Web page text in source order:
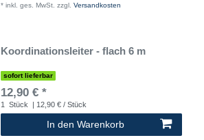
* inkl. ges. MwSt. zzgl. Versandkosten
Koordinationsleiter - flach 6 m
sofort lieferbar
12,90 € *
1 Stück | 12,90 € / Stück
In den Warenkorb